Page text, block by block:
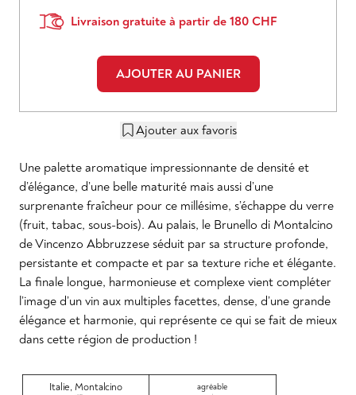
Livraison gratuite à partir de 180 CHF
AJOUTER AU PANIER
Ajouter aux favoris
Une palette aromatique impressionnante de densité et
d’élégance, d’une belle maturité mais aussi d’une
surprenante fraîcheur pour ce millésime, s’échappe du verre
(fruit, tabac, sous-bois). Au palais, le Brunello di Montalcino
de Vincenzo Abbruzzese séduit par sa structure profonde,
persistante et compacte et par sa texture riche et élégante.
La finale longue, harmonieuse et complexe vient compléter
l’image d’un vin aux multiples facettes, dense, d’une grande
élégance et harmonie, qui représente ce qui se fait de mieux
dans cette région de production !
Italie,Montalcino agréable